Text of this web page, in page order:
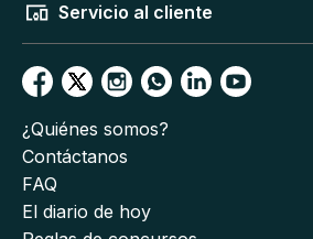
Servicio al cliente
¿Quiénes somos?
Contáctanos
FAQ
El diario de hoy